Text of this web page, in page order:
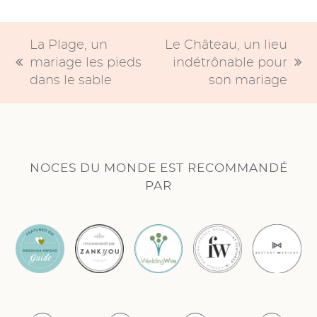
previous
post:
La Plage, un
mariage les pieds
dans le sable
next
Le Château, un lieu
indétrônable pour
son mariage
NOCES DU MONDE EST RECOMMANDÉ
PAR